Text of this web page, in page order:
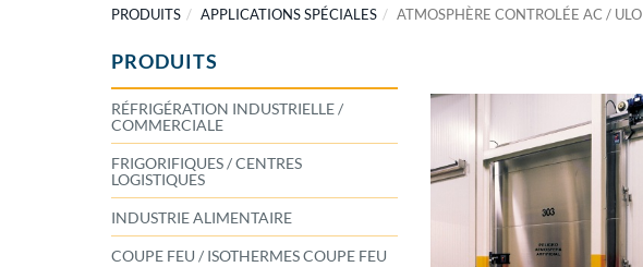
PRODUITS APPLICATIONS SPÉCIALES ATMOSPHÈRE CONTROLÉE AC / ULO
PRODUITS
RÉFRIGÉRATION INDUSTRIELLE /
COMMERCIALE
FRIGORIFIQUES / CENTRES
LOGISTIQUES
INDUSTRIE ALIMENTAIRE
COUPE FEU / ISOTHERMES COUPE FEU